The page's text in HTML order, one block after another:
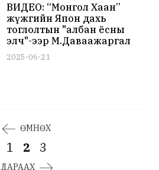
ВИДЕО: “Монгол Хаан”
жүжгийн Япон дахь
тоглолтын "албан ёсны
элч"-ээр М.Даваажаргал
сонгогджээ
2025-06-21
ӨМНӨХ
1 2 3
ДАРААХ